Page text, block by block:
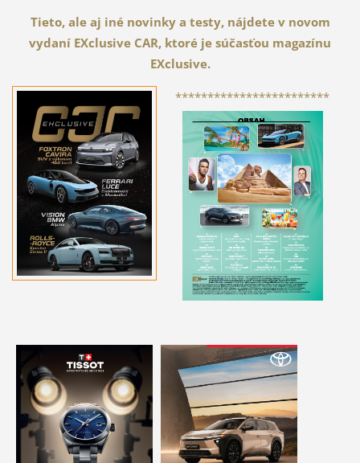
Tieto, ale aj iné novinky a testy, nájdete v novom
vydaní EXclusive CAR, ktoré je súčasťou magazínu
EXclusive.
************************